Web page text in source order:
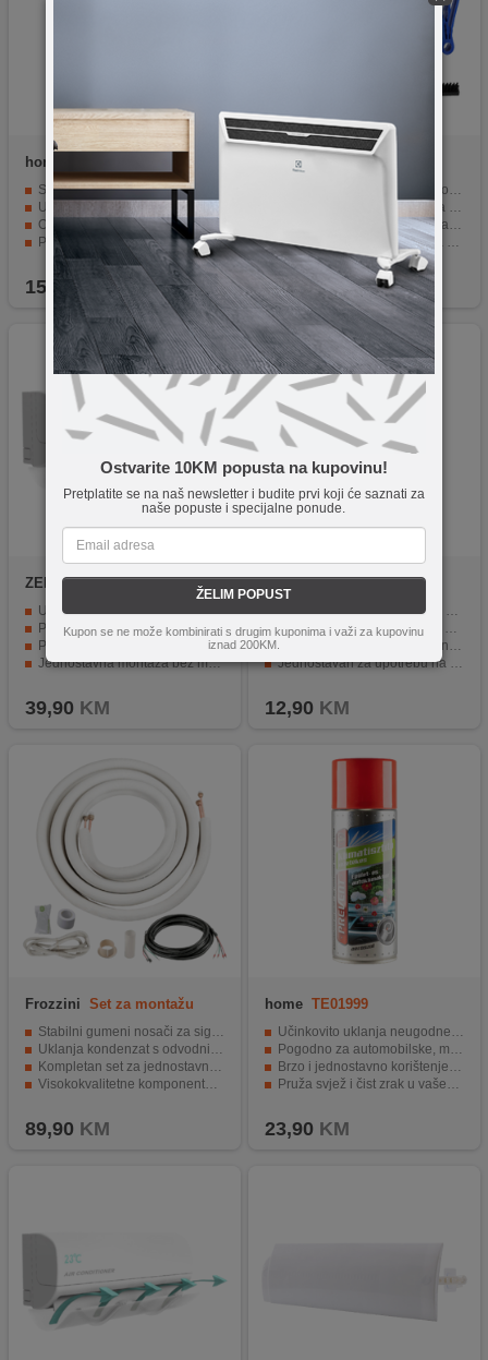
Ostvarite 10KM popusta na kupovinu!
Pretplatite se na naš newsletter i budite prvi koji će saznati za
naše popuste i specijalne ponude.
ŽELIM POPUST
Kupon se ne može kombinirati s drugim kuponima i važi za kupovinu
iznad 200KM.
home
Sprej, čistač klima uređaja za automobil
Uklanja prljavštinu koja uzrokuje neugodne mirise
Osigurava svjež i čist zrak u putničkom prostoru
Pakiranje 150 ml.
15,90 KM
NN-Su
Car Air Outlet
Četke za čišćenje unutrašnjosti automobila
Udobno držanje, protuklizna tekstura
5 različitih veličina četkica za čišćenje
Materijal: plastika + PP svila + vlaknasta tkanina
Za čišćenje otvora zraka, instrument table ...
19,90KM
ZED electronic AC
Usmjerava hladni zrak klima uređaja.
Poboljšava udobnost u prostoriji.
Proziran i moderan dizajn.
Jednostavna montaža bez majstora.
39,90 KM
Stac Plastic A02237
Uklanja naslage prljavštine, bakterija i plijesni.
Poseban kemijski sastav za efikasan učinak.
Smanjuje rizik od alergija i infekcija.
Jednostavan za upotrebu na različitim klima uređajima.
12,90 KM
Frozzini Set za montažu
Stabilni gumeni nosači za sigurnu montažu.
Uklanja kondenzat s odvodnim crijevom.
Kompletan set za jednostavnu instalaciju.
Visokokvalitetne komponente za pouzdanost i trajnost.
89,90 KM
home TE01999
Učinkovito uklanja neugodne mirise
Pogodno za automobilske, mobilne i split klima uređaje
Brzo i jednostavno korištenje, čak i na teško dostupnim mjestima
Pruža svjež i čist zrak u vašem domu ili vozilu
23,90 KM